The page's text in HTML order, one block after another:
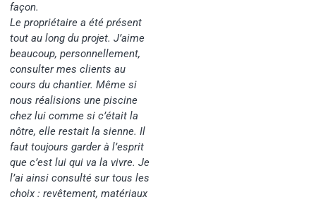
façon.
Le propriétaire a été présent
tout au long du projet. J’aime
beaucoup, personnellement,
consulter mes clients au
cours du chantier. Même si
nous réalisions une piscine
chez lui comme si c’était la
nôtre, elle restait la sienne. Il
faut toujours garder à l’esprit
que c’est lui qui va la vivre. Je
l’ai ainsi consulté sur tous les
choix : revêtement, matériaux